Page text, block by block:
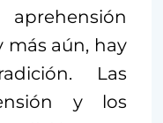
más aún, hay
Las
y los